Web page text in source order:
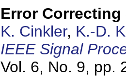
Error
K. Cinkler, K.-D.
IEEE Signal
Vol. 6, No. 9, pp.